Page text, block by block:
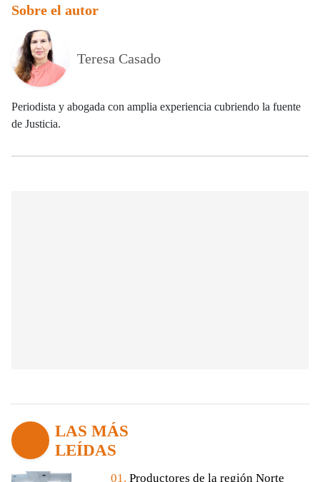
Sobre el autor
Teresa Casado
Periodista y abogada con amplia experiencia cubriendo la fuente
de Justicia.
LAS MÁS
LEÍDAS
01. Productores de la región Norte